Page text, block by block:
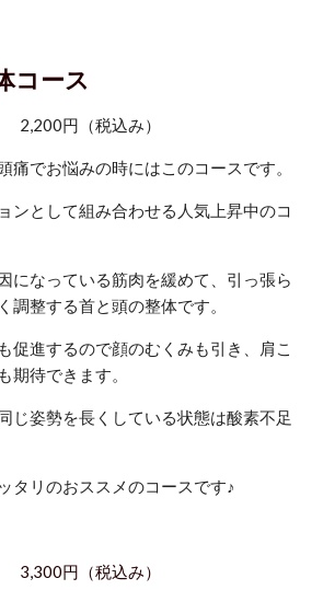
コース
2,200円（税込み）
痛でお悩みの時にはこのコースです。
ンとして組み合わせる人気上昇中のコ
になっている筋肉を緩めて、引っ張ら
調整する首と頭の整体です。
促進するので顔のむくみも引き、肩こ
期待できます。
じ姿勢を長くしている状態は酸素不足
タリのおススメのコースです♪
3,300円（税込み）